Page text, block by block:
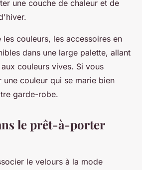
une couche de chaleur et de
les couleurs, les accessoires en
dans une large palette, allant
couleurs vives. Si vous
couleur qui se marie bien
garde-robe.
le prêt-à-porter
le velours à la mode